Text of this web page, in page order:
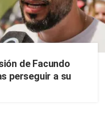
de Facundo
perseguir a su